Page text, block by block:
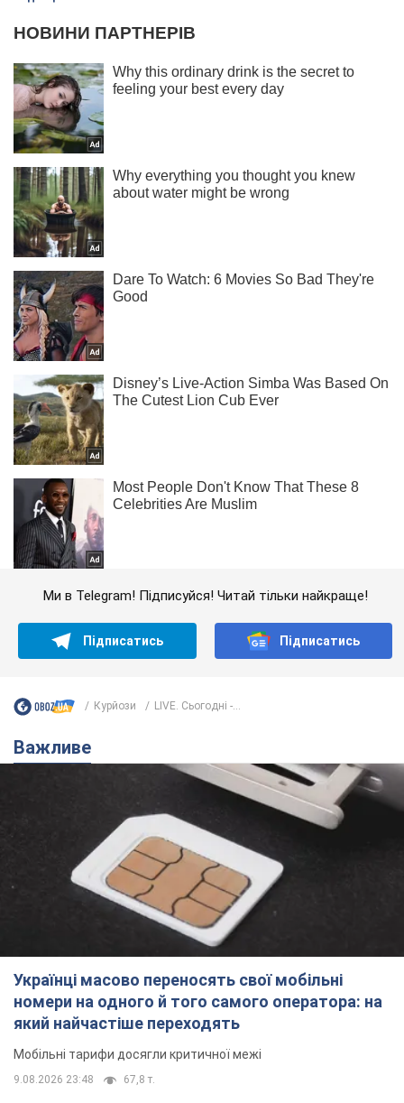
Ми в Telegram! Підписуйся! Читай тільки найкраще!
Підписатись Підписатись
Курйози LIVE. Сьогодні -...
Важливе
Українці масово переносять свої мобільні
номери на одного й того самого оператора: на
який найчастіше переходять
Мобільні тарифи досягли критичної межі
9.08.2026 23:48 67,8 т.